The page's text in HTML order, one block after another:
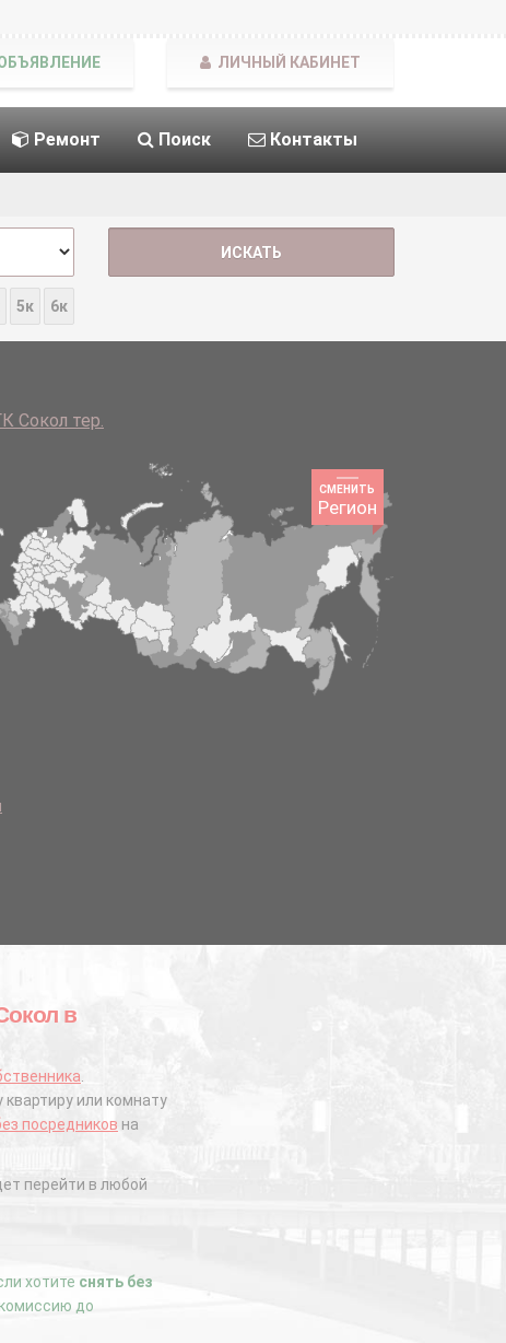
Ремонт Поиск Контакты
ЛИЧНЫЙ КАБИНЕТ
5к 6к
Сокол тер.
СМЕНИТЬ
Регион
в
или комнату
посредников на
перейти в любой
хотите снять без
до